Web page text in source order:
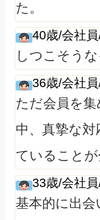
た。
40歳/会社
しつこそう
36歳/会社
ただ会員を
中、真摯な
ていること
33歳/会社
基本的に出